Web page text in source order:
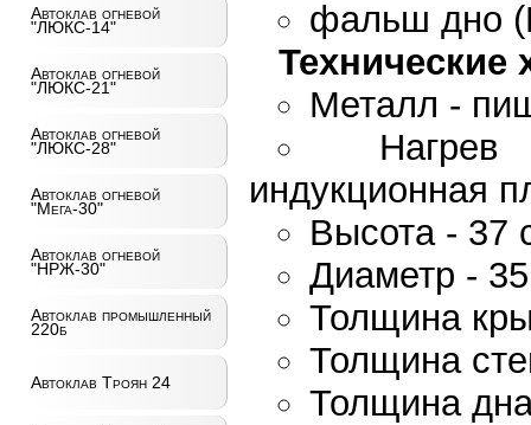
Автоклав огневой
"ЛЮКС-14"
Автоклав огневой
"ЛЮКС-21"
Автоклав огневой
"ЛЮКС-28"
Автоклав огневой
"Мега-30"
Автоклав огневой
"НРЖ-30"
Автоклав промышленный
220б
Автоклав Троян 24
фальш дно
Технические
Металл -
индукционная
Высота - 37
Диаметр -
Толщина
Толщина
Толщина